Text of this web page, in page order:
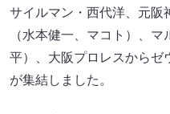
サイルマン・西代洋、元阪
（水本健一、マコト）、
平）、大阪プロレスからゼ
が集結しました。